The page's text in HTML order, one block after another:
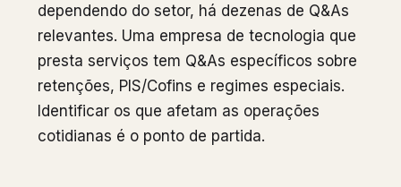
dependendo do setor, há dezenas de Q&As
relevantes. Uma empresa de tecnologia que
presta serviços tem Q&As específicos sobre
retenções, PIS/Cofins e regimes especiais.
Identificar os que afetam as operações
cotidianas é o ponto de partida.